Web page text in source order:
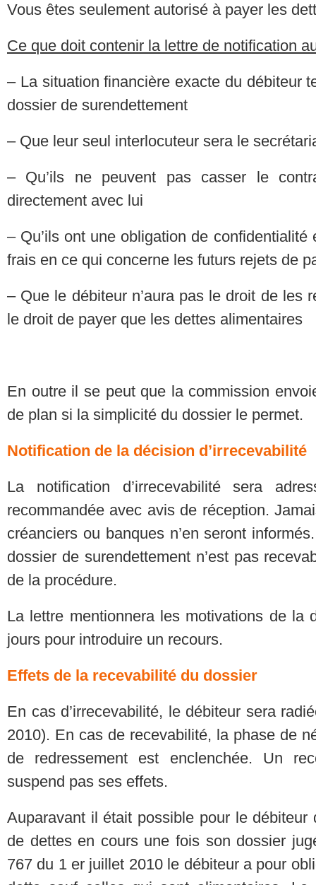
Vous êtes seulement autorisé à payer les
Ce que doit contenir la lettre de notification
– La situation financière exacte du débiteur
dossier de surendettement
– Que leur seul interlocuteur sera le
– Qu’ils ne peuvent pas casser le
directement avec lui
– Qu’ils ont une obligation de confidentialité
frais en ce qui concerne les futurs rejets de
– Que le débiteur n’aura pas le droit de les
le droit de payer que les dettes alimentaires
En outre il se peut que la commission
de plan si la simplicité du dossier le permet.
Notification de la décision d’irrecevabilité
La notification d’irrecevabilité sera
recommandée avec avis de réception.
créanciers ou banques n’en seront
dossier de surendettement n’est pas
de la procédure.
La lettre mentionnera les motivations de la
jours pour introduire un recours.
Effets de la recevabilité du dossier
En cas d’irrecevabilité, le débiteur sera
2010). En cas de recevabilité, la phase de
de redressement est enclenchée. Un
suspend pas ses effets.
Auparavant il était possible pour le débiteur
de dettes en cours une fois son dossier
767 du 1 er juillet 2010 le débiteur a pour